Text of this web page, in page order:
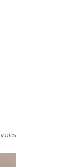
vues